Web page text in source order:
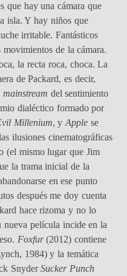
que hay una cámara que
isla. Y hay niños que
irritable. Fantásticos
de la cámara.
la recta roca, choca. La
de Packard, es decir,
mainstream del sentimiento
dialéctico formado por
Millenium, yApple se
ilusiones cinematográficas
(el mismo lugar que Jim
la trama inicial de la
en ese punto
después me doy cuenta
hace rizoma y no lo
nueva película incide en la
Foxfur(2012) contiene
1984) y la temática
SnyderSucker Punch